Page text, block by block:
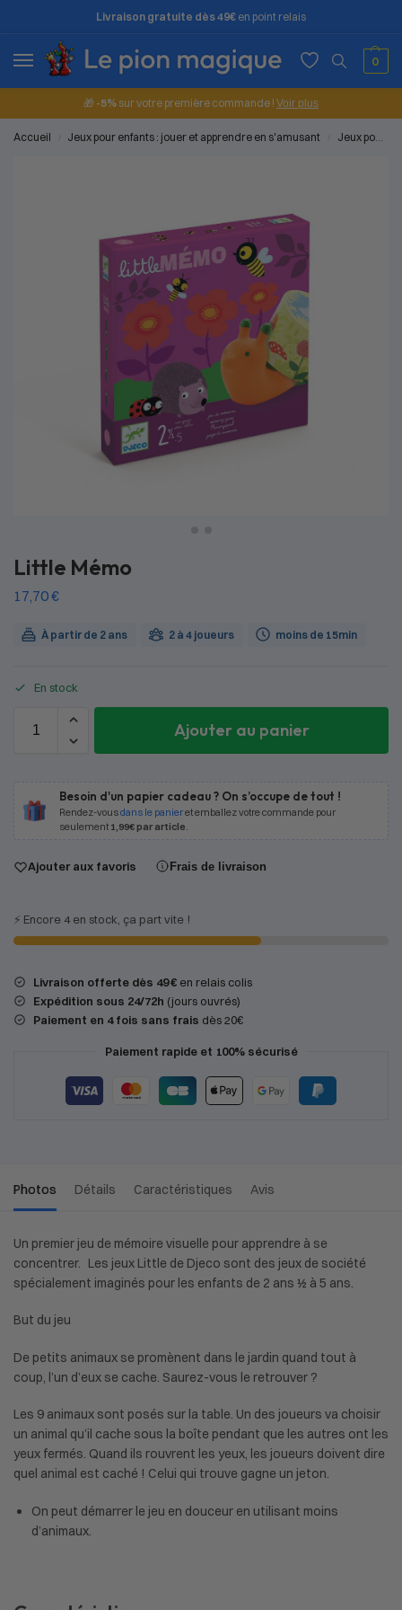
Livraison gratuite dès 49€ en point relais
0
🎁 -5% sur votre première commande ! Voir plus
Accueil Jeux pour enfants : jouer et apprendre en s'amusant Jeux pour les petits (2 à 4 ans)
Little Mémo
17,70€
À partir de 2 ans 2 à 4 joueurs moins de 15min
En stock
Ajouter au panier
Besoin d'un papier cadeau ? On s’occupe de tout !
Rendez-vousdans le panieret emballez votre commande pour
seulement 1,99€ par article.
Ajouter aux favoris Frais de livraison
⚡️ Encore 4 en stock, ça part vite !
Livraison offerte dès 49 € en relais colis
Expédition sous 24/72h (jours ouvrés)
Paiement en 4 fois sans frais dès 20€
Paiement rapide et 100% sécurisé
Photos Détails Caractéristiques Avis
Un premier jeu de mémoire visuelle pour apprendre à se
concentrer. Les jeux Little de Djeco sont des jeux de société
spécialement imaginés pour les enfants de 2 ans ½ à 5 ans.
But du jeu
De petits animaux se promènent dans le jardin quand tout à
coup, l’un d’eux se cache. Saurez-vous le retrouver ?
Les 9 animaux sont posés sur la table. Un des joueurs va choisir
un animal qu’il cache sous la boîte pendant que les autres ont les
yeux fermés. Quand ils rouvrent les yeux, les joueurs doivent dire
quel animal est caché ! Celui qui trouve gagne un jeton.
On peut démarrer le jeu en douceur en utilisant moins
d’animaux.